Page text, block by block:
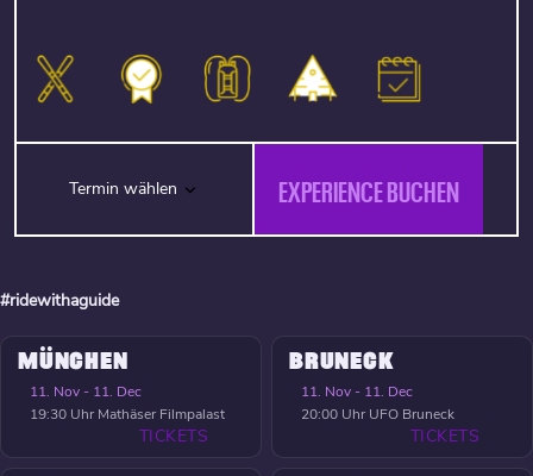
Termin wählen EXPERIENCE BUCHEN
#ridewithaguide
MÜNCHEN
11. Nov - 11. Dec
19:30 Uhr Mathäser Filmpalast
TICKETS
BRUNECK
11. Nov - 11. Dec
20:00 Uhr UFO Bruneck
TICKETS